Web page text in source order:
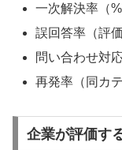
一次解決率（%
誤回答率（評
問い合わせ対
再発率（同カ
企業が評価す